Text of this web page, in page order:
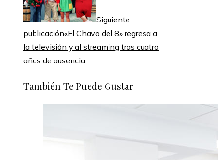
Siguiente
publicación«El Chavo del 8» regresa a
la televisión y al streaming tras cuatro
años de ausencia
También Te Puede Gustar